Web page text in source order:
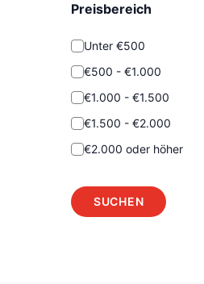
Preisbereich
Unter €500
€500 - €1.000
€1.000 - €1.500
€1.500 - €2.000
€2.000 oder höher
SUCHEN